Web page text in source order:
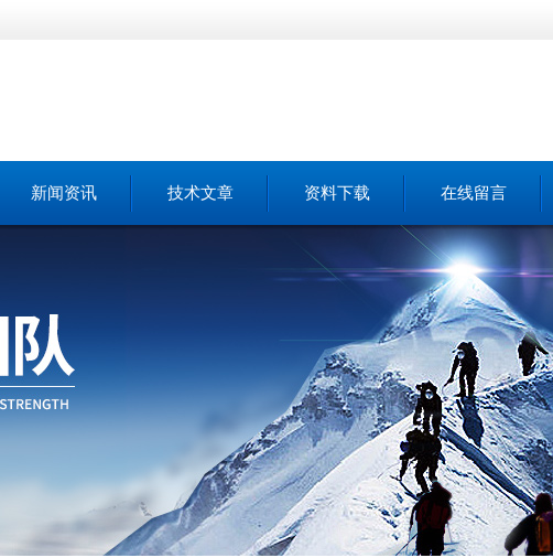
新闻资讯 技术文章 资料下载 在线留言